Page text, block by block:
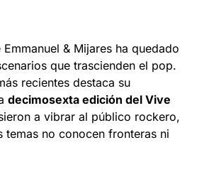
& Mijares ha quedado
que trascienden el pop.
recientes destaca su
decimosexta edición del Vive
a vibrar al público rockero,
temas no conocen fronteras ni